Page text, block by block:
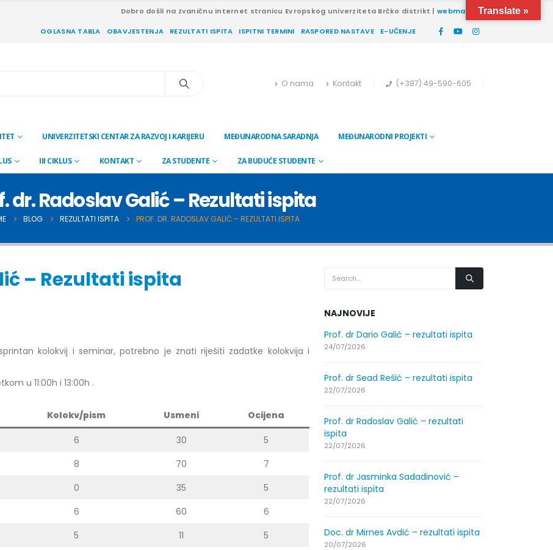
Dobro došli na zvaničnu internet stranicu Evropskog univerziteta Brčko distrikt |webmail
OGLASNA TABLA OBAVJESTENJA REZULTATI ISPITA ISPITNI TERMINI RASPORED NASTAVE E-UČENJE
O nama Kontakt (+387) 49-590-605
UNIVERZITETSKI CENTAR ZA RAZVOJ I KARIJERU MEĐUNARODNA SARADNJA MEĐUNARODNI PROJEKTI
III CIKLUS KONTAKT ZA STUDENTE ZA BUDUĆE STUDENTE
dr. Radoslav Galić – Rezultati ispita
BLOG REZULTATI ISPITA PROF. DR. RADOSLAV GALIĆ – REZULTATI ISPITA
– Rezultati ispita
kolokvij i seminar, potrebno je znati riješiti zadatke kolokvija i
u 11:00h i 13:00h .
Kolokv/pism Usmeni Ocijena
6 30
5
8 70
7
0 35
5
6 60
6
5 11
5
NAJNOVIJE
Sead Rešić – rezultati ispita
dr Radoslav Galić – rezultati
dr Mirnes Avdić – rezultati ispita
godine
30/07/2026
30/07/2026
Prof. dr Srđan Marinković – rezultati
29/07/2026
Prof. dr Dario Galić – rezultati ispita
24/07/2026
Prof. dr Sead Rešić – rezultati ispita
22/07/2026
Prof. dr Radoslav Galić – rezultati
ispita
22/07/2026
Prof. dr Jasminka Sadadinović –
rezultati ispita
22/07/2026
Doc. dr Mirnes Avdić – rezultati ispita
20/07/2026
Translate »